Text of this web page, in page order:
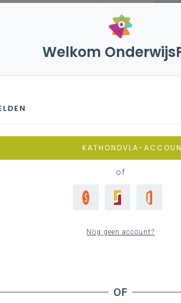
Biologie
Chemie
Welkom
KATHONDVLA-
of
Nog geen account?